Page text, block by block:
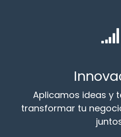
Aplicamos ideas y
transformar tu